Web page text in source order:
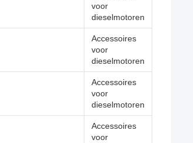
voor
dieselmotoren
Accessoires
voor
dieselmotoren
Accessoires
voor
dieselmotoren
Accessoires
voor